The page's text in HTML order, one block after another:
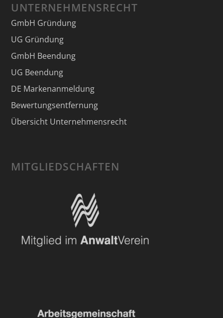
UNTERNEHMENSRECHT
GmbH Gründung
UG Gründung
GmbH Beendung
UG Beendung
DE Markenanmeldung
Bewertungsentfernung
Übersicht Unternehmensrecht
MITGLIEDSCHAFTEN